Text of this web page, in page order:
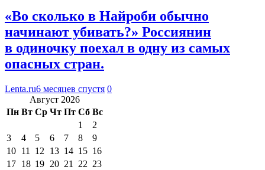
«Во сколько в Найроби обычно
начинают убивать?» Россиянин
в одиночку поехал в одну из самых
опасных стран.
Lenta.ru6 месяцев спустя 0
Август 2026
Пн Вт Ср Чт Пт Сб Вс
1
2
3
4 5 6 7 8
9
10 11 12 13 14 15 16
17 18 19 20 21 22 23